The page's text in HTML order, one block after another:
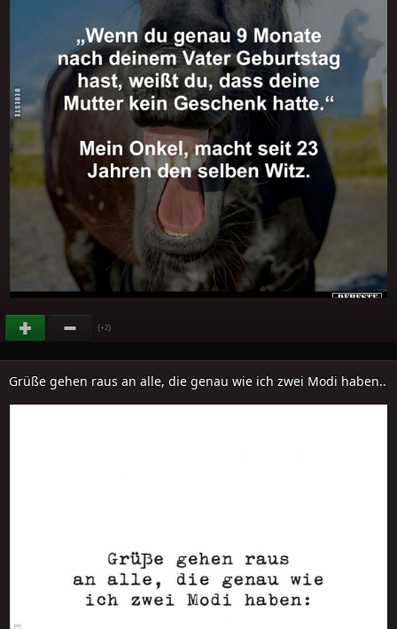
(+2)
Grüße gehen raus an alle, die genau wie ich zwei Modi haben..